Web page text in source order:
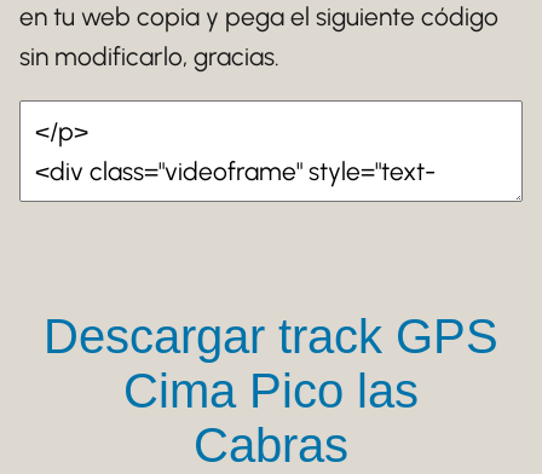
en tu web copia y pega el siguiente código
sin modificarlo, gracias.
Descargar track GPS
Cima Pico las
Cabras